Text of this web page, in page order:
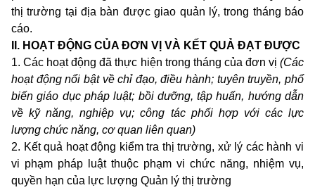
thị trường tại địa bàn được giao quản lý, trong tháng báo
cáo.
II. HOẠT ĐỘNG CỦA ĐƠN VỊ VÀ KẾT QUẢ ĐẠT ĐƯỢC
1. Các hoạt động đã thực hiện trong tháng của đơn vị (Các
hoạt động nổi bật về chỉ đạo, điều hành; tuyên truyền, phổ
biến giáo dục pháp luật; bồi dưỡng, tập huấn, hướng dẫn
về kỹ năng, nghiệp vụ; công tác phối hợp với các lực
lượng chức năng, cơ quan liên quan)
2. Kết quả hoạt động kiểm tra thị trường, xử lý các hành vi
vi phạm pháp luật thuộc phạm vi chức năng, nhiệm vụ,
quyền hạn của lực lượng Quản lý thị trường